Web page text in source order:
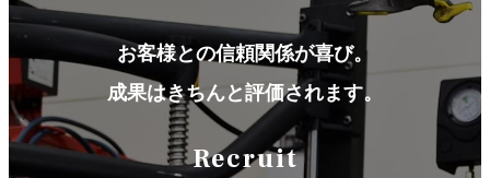
お客様との信頼関係が喜び。
成果はきちんと評価されます。
Recruit